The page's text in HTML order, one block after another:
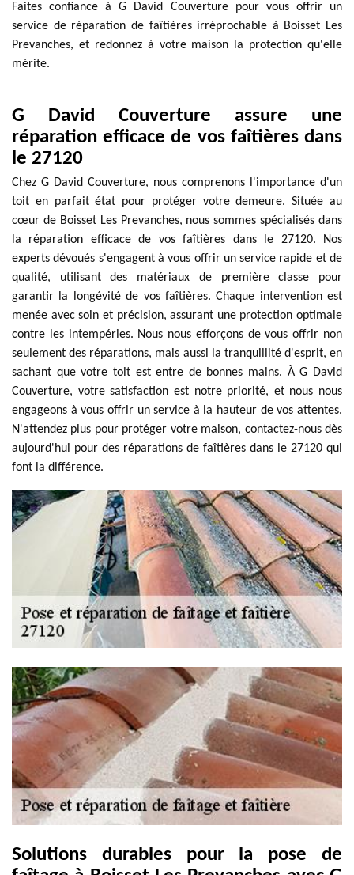
Faites confiance à G David Couverture pour vous offrir un
service de réparation de faîtières irréprochable à Boisset Les
Prevanches, et redonnez à votre maison la protection qu'elle
mérite.
G David Couverture assure une
réparation efficace de vos faîtières dans
le 27120
Chez G David Couverture, nous comprenons l'importance d'un
toit en parfait état pour protéger votre demeure. Située au
cœur de Boisset Les Prevanches, nous sommes spécialisés dans
la réparation efficace de vos faîtières dans le 27120. Nos
experts dévoués s'engagent à vous offrir un service rapide et de
qualité, utilisant des matériaux de première classe pour
garantir la longévité de vos faîtières. Chaque intervention est
menée avec soin et précision, assurant une protection optimale
contre les intempéries. Nous nous efforçons de vous offrir non
seulement des réparations, mais aussi la tranquillité d'esprit, en
sachant que votre toit est entre de bonnes mains. À G David
Couverture, votre satisfaction est notre priorité, et nous nous
engageons à vous offrir un service à la hauteur de vos attentes.
N'attendez plus pour protéger votre maison, contactez-nous dès
aujourd'hui pour des réparations de faîtières dans le 27120 qui
font la différence.
Solutions durables pour la pose de